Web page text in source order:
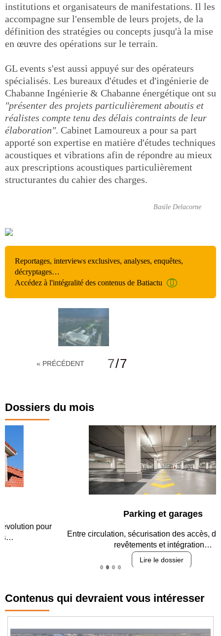
institutions et organisateurs de manifestations. Il les
accompagne sur l'ensemble de leurs projets, de la
définition des stratégies ou concepts jusqu'à la mise
en œuvre des opérations sur le terrain.
GL events s'est aussi appuyé sur des opérateurs
spécialisés. Les bureaux d'études et d'ingénierie de
Chabanne Ingénierie & Chabanne énergétique ont su
"présenter des projets particulièrement aboutis et
réalistes compte tenu des délais contraints de leur
élaboration". Cabinet Lamoureux a pour sa part
apporté son expertise en matière d'études techniques
acoustiques et vibrations afin de répondre au mieux
aux prescriptions acoustiques particulièrement
structurantes du cahier des charges.
Basile Delacorne
Reportages, interviews exclusives, analyses, enquêtes,
décryptages…
Accédez à l'intégralité des contenus de Batiactu
« PRÉCÉDENT 7/7
Dossiers du mois
Parking et garages
Entre circulation, sécurisation des accès, durabilité des
revêtements et intégration…
Contenus qui devraient vous intéresser